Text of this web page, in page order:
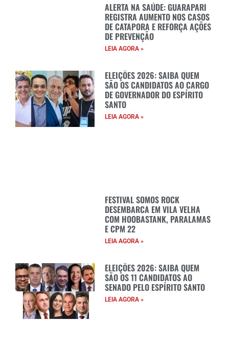
ALERTA NA SAÚDE: GUARAPARI
REGISTRA AUMENTO NOS CASOS
DE CATAPORA E REFORÇA AÇÕES
DE PREVENÇÃO
LEIA AGORA »
ELEIÇÕES 2026: SAIBA QUEM
SÃO OS CANDIDATOS AO CARGO
DE GOVERNADOR DO ESPÍRITO
SANTO
LEIA AGORA »
FESTIVAL SOMOS ROCK
DESEMBARCA EM VILA VELHA
COM HOOBASTANK, PARALAMAS
E CPM 22
LEIA AGORA »
ELEIÇÕES 2026: SAIBA QUEM
SÃO OS 11 CANDIDATOS AO
SENADO PELO ESPÍRITO SANTO
LEIA AGORA »